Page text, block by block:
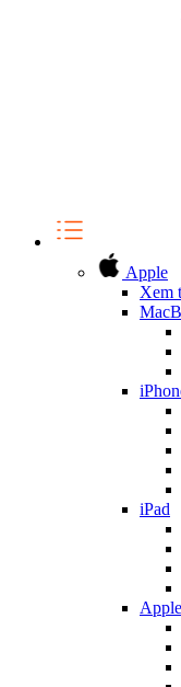
Apple
Xem
iPad